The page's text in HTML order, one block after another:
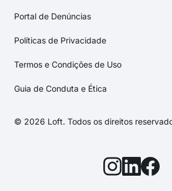
Portal de Denúncias
Políticas de Privacidade
Termos e Condições de Uso
Guia de Conduta e Ética
© 2026 Loft. Todos os direitos